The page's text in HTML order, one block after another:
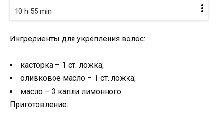
10 h 55 min
Ингредиенты для укрепления волос:
касторка – 1 ст. ложка;
оливковое масло – 1 ст. ложка;
масло – 3 капли лимонного.
Приготовление: